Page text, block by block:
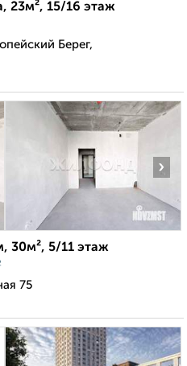
23м², 15/16 этаж
Берег,
›
30м², 5/11 этаж
75